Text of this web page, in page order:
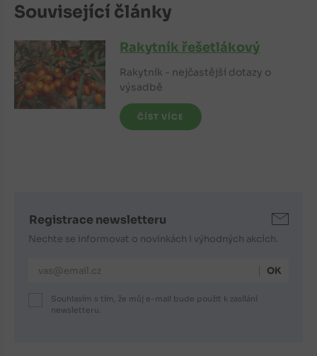
Související články
Rakytník řešetlákový
Rakytník - nejčastější dotazy o
výsadbě
ČÍST VÍCE
Registrace newsletteru
Nechte se informovat o novinkách i výhodných akcích.
E-mailová adresa
Souhlasím s tím, že můj e-mail bude použit k zasílání
newsletteru.